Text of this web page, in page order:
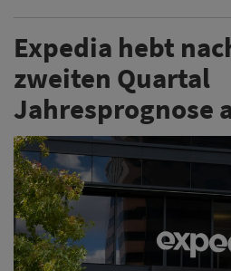
Expedia hebt
zweiten Quartal
Jahresprognose